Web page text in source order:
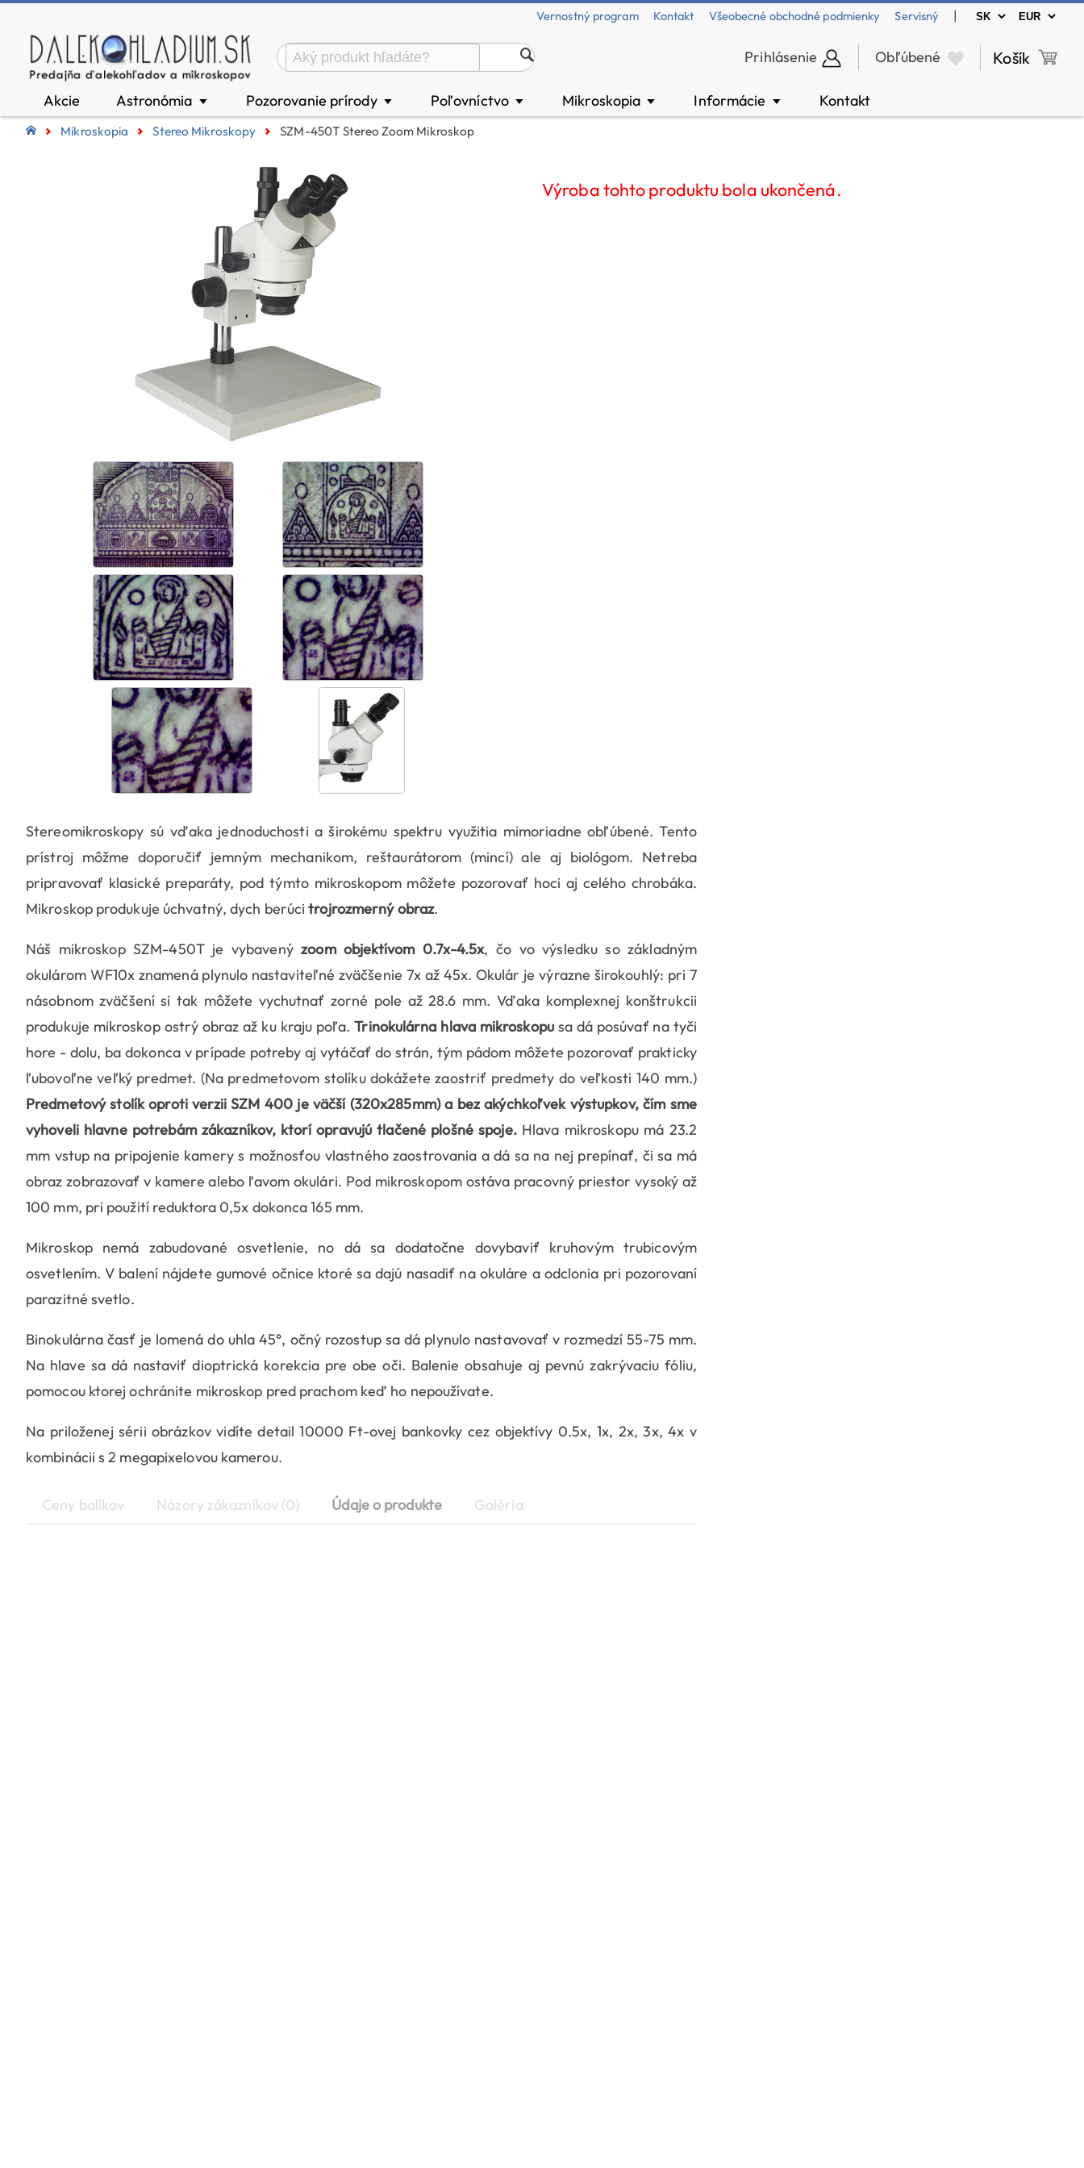
Vernostný program Kontakt Všeobecné obchodné podmienky Servisný |
Prihlásenie Obľúbené Košík
Akcie Astronómia ▼ Pozorovanie prírody ▼ Poľovníctvo ▼ Mikroskopia ▼ Informácie ▼ Kontakt
Mikroskopia Stereo Mikroskopy SZM-450T Stereo Zoom Mikroskop
Výroba tohto produktu bola ukončená.
Stereomikroskopy sú vďaka jednoduchosti a širokému spektru využitia mimoriadne obľúbené. Tento
prístroj môžme doporučiť jemným mechanikom, reštaurátorom (mincí) ale aj biológom. Netreba
pripravovať klasické preparáty, pod týmto mikroskopom môžete pozorovať hoci aj celého chrobáka.
Mikroskop produkuje úchvatný, dych berúcitrojrozmerný obraz.
Náš mikroskop SZM-450T je vybavenýzoom objektívom 0.7x-4.5x, čo vo výsledku so základným
okulárom WF10x znamená plynulo nastaviteľné zväčšenie 7x až 45x. Okulár je výrazne širokouhlý: pri 7
násobnom zväčšení si tak môžete vychutnať zorné pole až 28.6 mm. Vďaka komplexnej konštrukcii
produkuje mikroskop ostrý obraz až ku kraju poľa.Trinokulárna hlava mikroskopu sa dá posúvať na tyči
hore - dolu, ba dokonca v prípade potreby aj vytáčať do strán, tým pádom môžete pozorovať prakticky
ľubovoľne veľký predmet. (Na predmetovom stolíku dokážete zaostriť predmety do veľkosti 140 mm.)
Predmetový stolík oproti verzii SZM 400 je väčší (320x285mm) a bez akýchkoľvek výstupkov, čím sme
vyhoveli hlavne potrebám zákazníkov, ktorí opravujú tlačené plošné spoje.Hlava mikroskopu má 23.2
mm vstup na pripojenie kamery s možnosťou vlastného zaostrovania a dá sa na nej prepínať, či sa má
obraz zobrazovať v kamere alebo ľavom okulári. Pod mikroskopom ostáva pracovný priestor vysoký až
100 mm, pri použití reduktora 0,5x dokonca 165 mm.
Mikroskop nemá zabudované osvetlenie, no dá sa dodatočne dovybaviť kruhovým trubicovým
osvetlením. V balení nájdete gumové očnice ktoré sa dajú nasadiť na okuláre a odclonia pri pozorovaní
parazitné svetlo.
Binokulárna časť je lomená do uhla 45°, očný rozostup sa dá plynulo nastavovať v rozmedzí 55-75 mm.
Na hlave sa dá nastaviť dioptrická korekcia pre obe oči. Balenie obsahuje aj pevnú zakrývaciu fóliu,
pomocou ktorej ochránite mikroskop pred prachom keď ho nepoužívate.
Na priloženej sérii obrázkov vidíte detail 10000 Ft-ovej bankovky cez objektívy 0.5x, 1x, 2x, 3x, 4x v
kombinácii s 2 megapixelovou kamerou.
Ceny balíkov Názory zákazníkov (0) Údaje o produkte Galéria